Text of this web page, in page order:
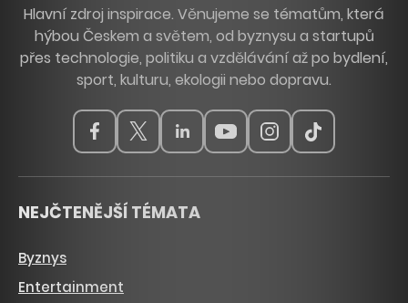
Hlavní zdroj inspirace. Věnujeme se tématům, která
hýbou Českem a světem, od byznysu a startupů
přes technologie, politiku a vzdělávání až po bydlení,
sport, kulturu, ekologii nebo dopravu.
NEJČTENĚJŠÍ TÉMATA
Byznys
Entertainment